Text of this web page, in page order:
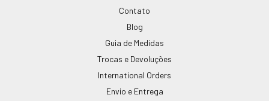
Contato
Blog
Guia de Medidas
Trocas e Devoluções
International Orders
Envio e Entrega